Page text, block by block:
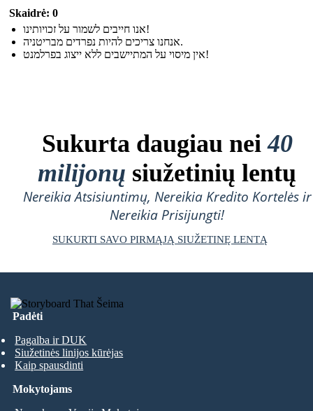
Skaidrė: 0
אנו חייבים לשמור על זכויותינו!
אנחנו צריכים להיות נפרדים מבריטניה.
אין מיסוי על המתיישבים ללא ייצוג בפרלמנט!
Sukurta daugiau nei40
milijonų siužetinių lentų
Nereikia Atsisiuntimų, Nereikia Kredito Kortelės ir
Nereikia Prisijungti!
SUKURTI SAVO PIRMĄJĄ SIUŽETINĘ LENTĄ
Padėti
Pagalba ir DUK
Siužetinės linijos kūrėjas
Kaip spausdinti
Mokytojams